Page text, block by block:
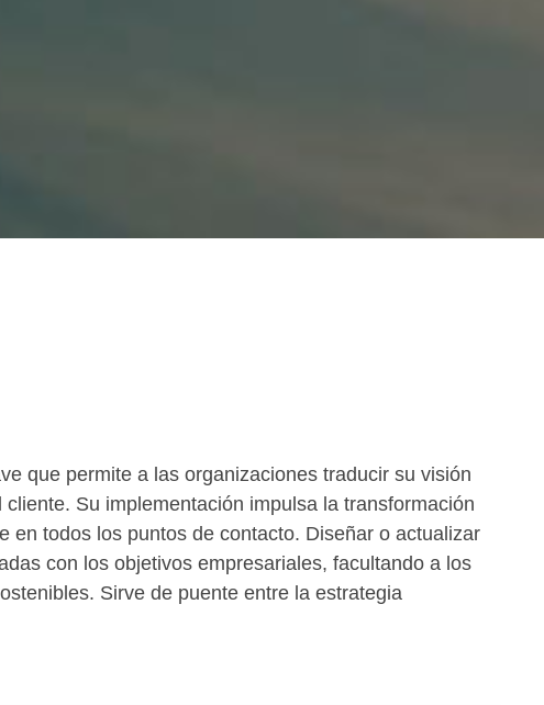
que permite a las organizaciones traducir su visión
Su implementación impulsa la transformación
todos los puntos de contacto. Diseñar o actualizar
con los objetivos empresariales, facultando a los
Sirve de puente entre la estrategia